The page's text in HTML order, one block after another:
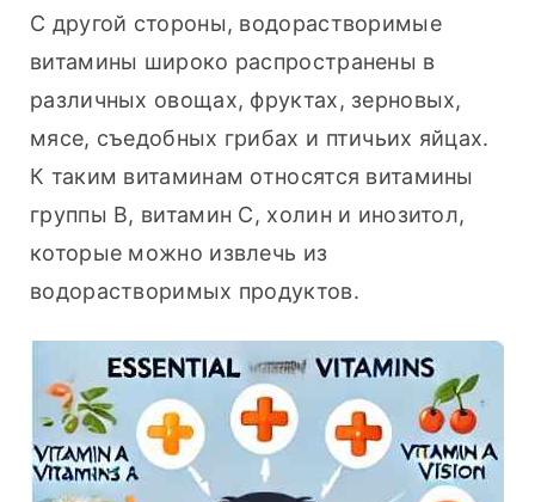
С другой стороны, водорастворимые
витамины широко распространены в
различных овощах, фруктах, зерновых,
мясе, съедобных грибах и птичьих яйцах.
К таким витаминам относятся витамины
группы В, витамин С, холин и инозитол,
которые можно извлечь из
водорастворимых продуктов.